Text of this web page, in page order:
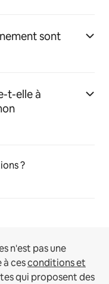
sont
t-elle à
?
n'est pas une
à cesconditions et
qui proposent des